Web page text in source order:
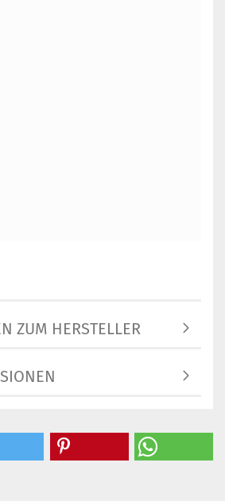
ZUM HERSTELLER